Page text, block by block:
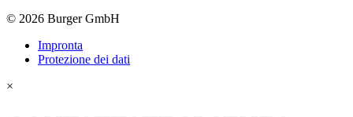
© 2026 Burger GmbH
Impronta
Protezione dei dati
×